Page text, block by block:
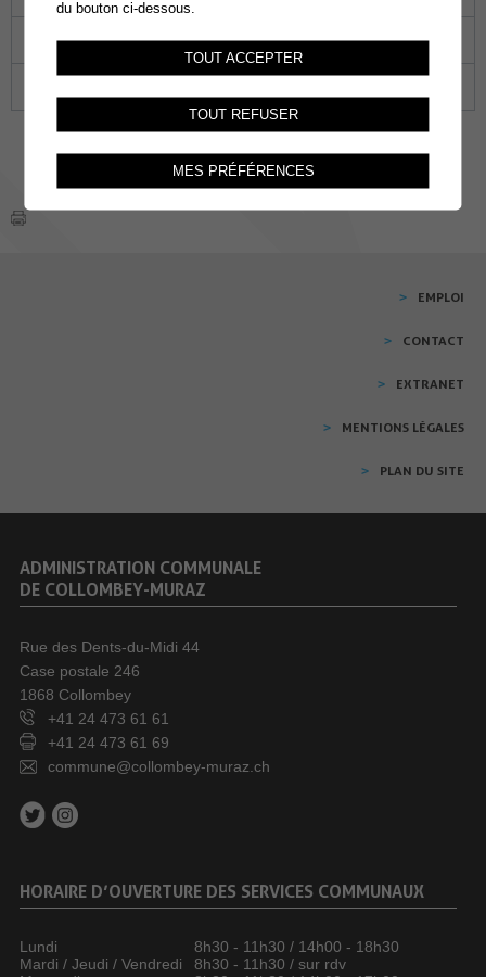
21 22 23 24 25
EMPLOI
CONTACT
EXTRANET
MENTIONS LÉGALES
PLAN DU SITE
ADMINISTRATION COMMUNALE
DE COLLOMBEY-MURAZ
Rue des Dents-du-Midi 44
Case postale 246
1868 Collombey
+41 24 473 61 61
+41 24 473 61 69
commune@collombey-muraz.ch
HORAIRE D’OUVERTURE DES SERVICES COMMUNAUX
Lundi
8h30 - 11h30 / 14h00 - 18h30
Mardi / Jeudi / Vendredi
8h30 - 11h30 / sur rdv
du bouton ci-dessous.
TOUT ACCEPTER
TOUT REFUSER
MES PRÉFÉRENCES